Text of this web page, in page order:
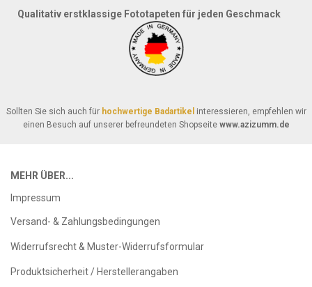
Qualitativ erstklassige Fototapeten für jeden Geschmack
Sollten Sie sich auch für hochwertige Badartikel interessieren, empfehlen wir
einen Besuch auf unserer befreundeten Shopseite www.azizumm.de
MEHR ÜBER...
Impressum
Versand- & Zahlungsbedingungen
Widerrufsrecht & Muster-Widerrufsformular
Produktsicherheit / Herstellerangaben